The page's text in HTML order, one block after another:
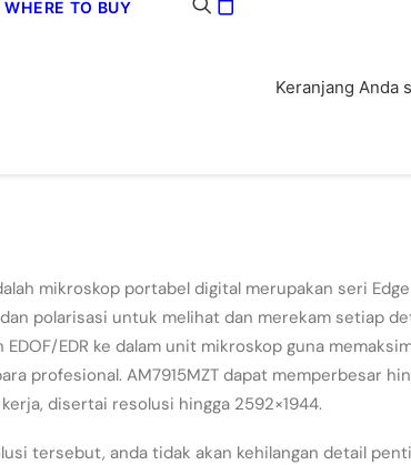
WHERE TO BUY
Keranjang Anda
mikroskop portabel digital merupakan seri
polarisasi untuk melihat dan merekam setiap
EDR ke dalam unit mikroskop guna
profesional. AM7915MZT dapat memperbesar
disertai resolusi hingga 2592×1944.
tersebut, anda tidak akan kehilangan detail